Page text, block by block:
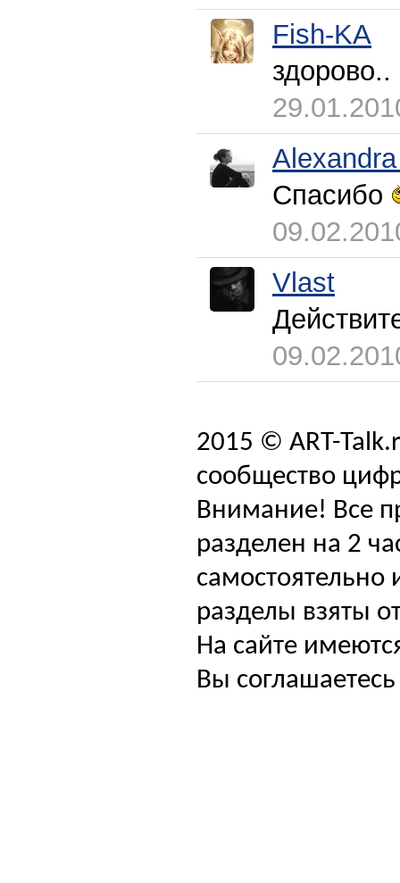
Fish-KA
здорово..
Спасибо
Vlast
2015 © ART-
сообщество
Внимание! Все
разделен на 2
самостоятельно
разделы взяты
На сайте
Вы